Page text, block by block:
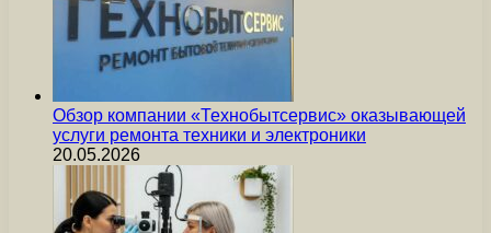
Обзор компании «Технобытсервис» оказывающей
услуги ремонта техники и электроники
20.05.2026